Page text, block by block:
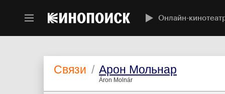
Онлайн-
Связи / Арон Мольнар
Áron Molnár